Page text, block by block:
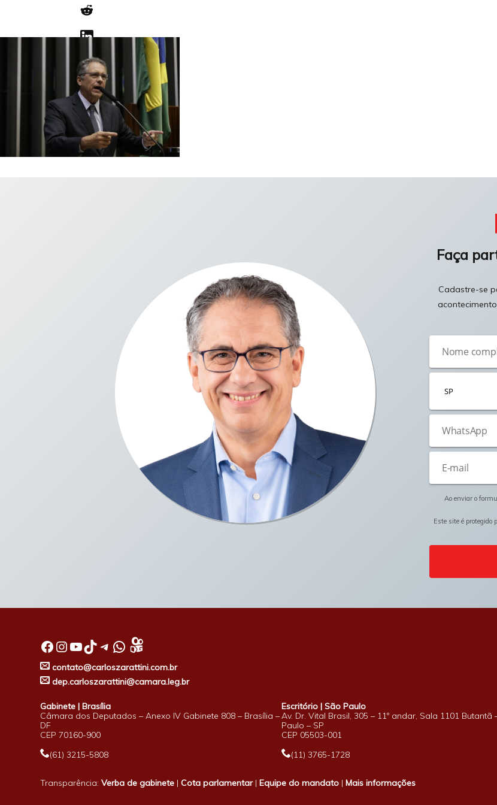
Faça
Cadastre-se
Ao enviar o
Este site é protegido
Facebook InstagramYoutube TikTok Telegram WhatsApp
contato@carloszarattini.com.br
dep.carloszarattini@camara.leg.br
Gabinete | Brasília
Câmara dos Deputados – Anexo IV Gabinete 808 – Brasília –
DF
CEP 70160-900
(61) 3215-5808
Escritório | São Paulo
Av. Dr. Vital Brasil, 305 – 11º andar, Sala 1101 Butantã
Paulo – SP
CEP 05503-001
(11) 3765-1728
Transparência:Verba de gabinete |Cota parlamentar|Equipe do mandato |Mais informações